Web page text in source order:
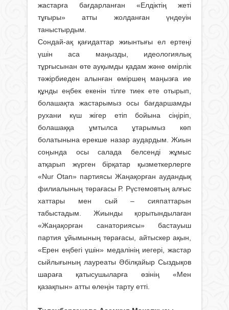
жастарға бағдарланған «Елдіктің жеті
тұғыры» атты жолданған үндеуін
таныстырдым.
Сондай-ақ қағидаттар жиынтығы ел ертеңі
үшін аса маңызды, идеологиялық
тұрғысынан өте ауқымды қадам және өмірлік
тәжірбиеден алынған өміршең маңызға ие
құнды еңбек екенін тілге тиек ете отырып,
болашақта жастарымыз осы бағдаршамды
рухани күш жігер етіп бойына сіңіріп,
болашаққа ұмтылса ұтарымыз көп
болатынына ерекше назар аудардым. Жиын
соңында осы салада белсенді жұмыс
атқарып жүрген бірқатар қызметкерлерге
«Nur Otan» партиясы Жаңақорған аудандық
филиалының төрағасы Р. Рүстемовтың алғыс
хаттары мен сый – сияпаттарын
табыстадым. Жиынды қорытындылаған
«Жаңақорған санаториясы» бастауыш
партия ұйымының төрағасы, айтыскер ақын,
«Ерен еңбегі үшін» медалінің иегері, жастар
сыйлығының лауреаты Әбілқайыр Сыздықов
шараға қатысушыларға өзінің «Мен
қазақпын» атты өлеңін тарту етті.